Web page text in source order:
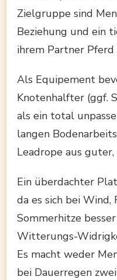
Zielgruppe sind
Beziehung und ein
ihrem Partner Pferd
Als Equipement
Knotenhalfter (ggf.
als ein total
langen
Leadrope aus
Ein überdachter
da es sich bei Wind,
Sommerhitze
Witterungs-
Es macht weder
bei Dauerregen